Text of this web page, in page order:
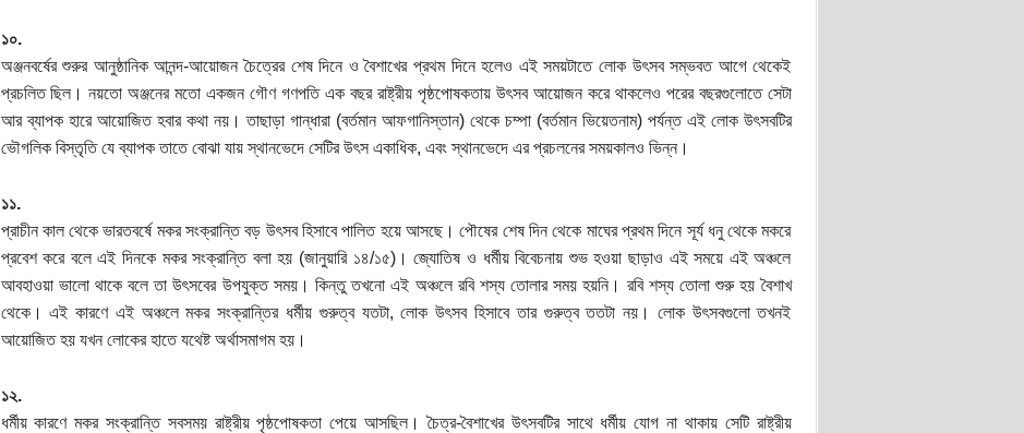
১০.
অঞ্জনবর্ষের শুরুর আনুষ্ঠানিক আনন্দ-আয়োজন চৈত্রের শেষ দিনে ও বৈশাখের প্রথম দিনে হলেও এই সময়টাতে লোক উৎসব সম্ভবত আগে থেকেই
প্রচলিত ছিল। নয়তো অঞ্জনের মতো একজন গৌণ গণপতি এক বছর রাষ্ট্রীয় পৃষ্ঠপোষকতায় উৎসব আয়োজন করে থাকলেও পরের বছরগুলোতে সেটা
আর ব্যাপক হারে আয়োজিত হবার কথা নয়। তাছাড়া গান্ধারা (বর্তমান আফগানিস্তান) থেকে চম্পা (বর্তমান ভিয়েতনাম) পর্যন্ত এই লোক উৎসবটির
ভৌগলিক বিস্তৃতি যে ব্যাপক তাতে বোঝা যায় স্থানভেদে সেটির উৎস একাধিক, এবং স্থানভেদে এর প্রচলনের সময়কালও ভিন্ন।
১১.
প্রাচীন কাল থেকে ভারতবর্ষে মকর সংক্রান্তি বড় উৎসব হিসাবে পালিত হয়ে আসছে। পৌষের শেষ দিন থেকে মাঘের প্রথম দিনে সূর্য ধনু থেকে মকরে
প্রবেশ করে বলে এই দিনকে মকর সংক্রান্তি বলা হয় (জানুয়ারি ১৪/১৫)। জ্যোতিষ ও ধর্মীয় বিবেচনায় শুভ হওয়া ছাড়াও এই সময়ে এই অঞ্চলে
আবহাওয়া ভালো থাকে বলে তা উৎসবের উপযুক্ত সময়। কিন্তু তখনো এই অঞ্চলে রবি শস্য তোলার সময় হয়নি। রবি শস্য তোলা শুরু হয় বৈশাখ
থেকে। এই কারণে এই অঞ্চলে মকর সংক্রান্তির ধর্মীয় গুরুত্ব যতটা, লোক উৎসব হিসাবে তার গুরুত্ব ততটা নয়। লোক উৎসবগুলো তখনই
আয়োজিত হয় যখন লোকের হাতে যথেষ্ট অর্থাসমাগম হয়।
১২.
ধর্মীয় কারণে মকর সংক্রান্তি সবসময় রাষ্ট্রীয় পৃষ্ঠপোষকতা পেয়ে আসছিল। চৈত্র-বৈশাখের উৎসবটির সাথে ধর্মীয় যোগ না থাকায় সেটি রাষ্ট্রীয়